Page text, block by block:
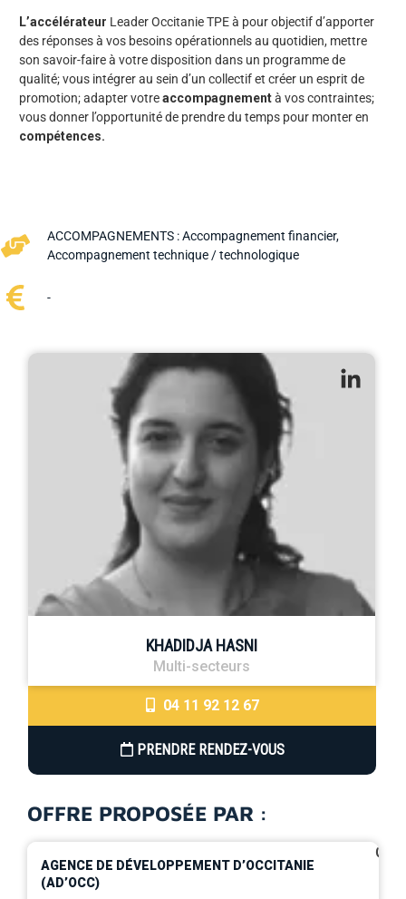
L’accélérateur Leader Occitanie TPE à pour objectif d’apporter
des réponses à vos besoins opérationnels au quotidien, mettre
son savoir-faire à votre disposition dans un programme de
qualité; vous intégrer au sein d’un collectif et créer un esprit de
promotion; adapter votreaccompagnementà vos contraintes;
vous donner l’opportunité de prendre du temps pour monter en
compétences.
ACCOMPAGNEMENTS :Accompagnement financier,
Accompagnement technique / technologique
-
KHADIDJA HASNI
Multi-secteurs
04 11 92 12 67
PRENDRE RENDEZ-VOUS
OFFRE PROPOSÉE PAR :
AGENCE DE DÉVELOPPEMENT D’OCCITANIE
(AD’OCC)
0